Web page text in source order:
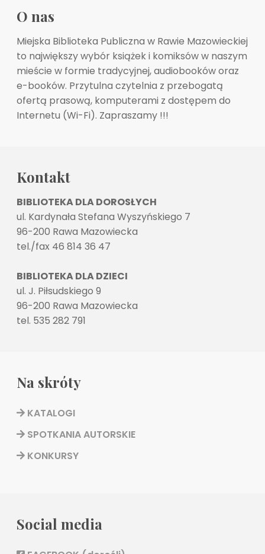
O nas
Miejska Biblioteka Publiczna w Rawie Mazowieckiej
to największy wybór książek i komiksów w naszym
mieście w formie tradycyjnej, audiobooków oraz
e-booków. Przytulna czytelnia z przebogatą
ofertą prasową, komputerami z dostępem do
Internetu (Wi-Fi). Zapraszamy !!!
Kontakt
BIBLIOTEKA DLA DOROSŁYCH
ul. Kardynała Stefana Wyszyńskiego 7
96-200 Rawa Mazowiecka
tel./fax 46 814 36 47
BIBLIOTEKA DLA DZIECI
ul. J. Piłsudskiego 9
96-200 Rawa Mazowiecka
tel. 535 282 791
Na skróty
KATALOGI
SPOTKANIA AUTORSKIE
KONKURSY
Social media